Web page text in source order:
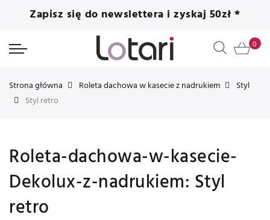
Zapisz się do newslettera i zyskaj 50zł *
Strona główna Roleta dachowa w kasecie z nadrukiem
Styl
Styl retro
Roleta-dachowa-w-kasecie-
Dekolux-z-nadrukiem: Styl
retro